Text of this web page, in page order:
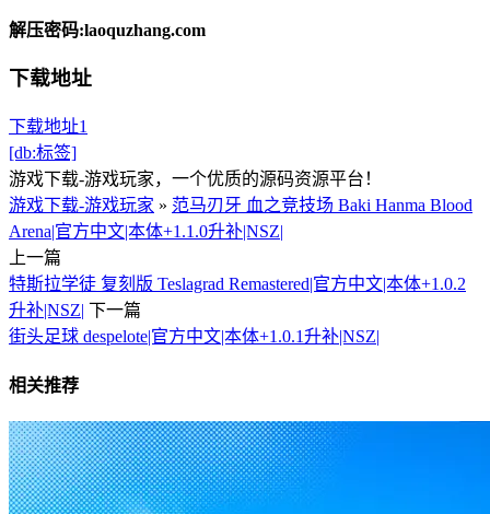
解压密码:laoquzhang.com
下载地址
下载地址1
[db:标签]
游戏下载-游戏玩家，一个优质的源码资源平台！
游戏下载-游戏玩家 » 范马刃牙 血之竞技场 Baki Hanma Blood
Arena|官方中文|本体+1.1.0升补|NSZ|
上一篇
特斯拉学徒 复刻版 Teslagrad Remastered|官方中文|本体+1.0.2
升补|NSZ| 下一篇
街头足球 despelote|官方中文|本体+1.0.1升补|NSZ|
相关推荐